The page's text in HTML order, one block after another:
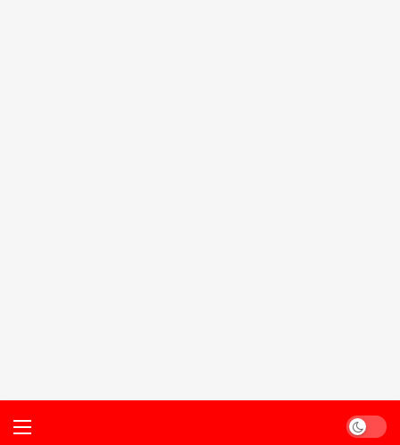
Dark